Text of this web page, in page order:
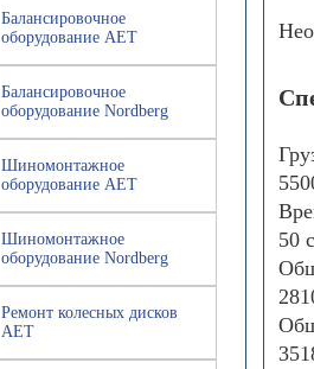
Балансировочное
оборудование AET
Балансировочное
оборудование Nordberg
Шиномонтажное
оборудование AET
Шиномонтажное
оборудование Nordberg
Ремонт колесных дисков
AET
50